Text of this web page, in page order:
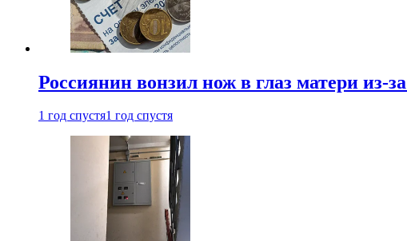
Россиянин вонзил нож в глаз матери из-
1 год спустя1 год спустя